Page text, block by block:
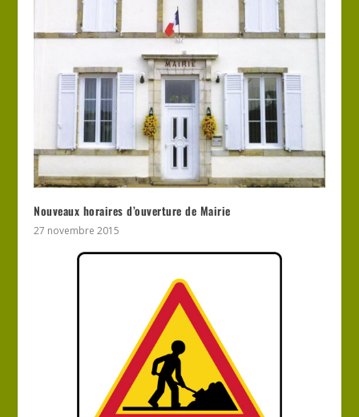
Nouveaux horaires d’ouverture de Mairie
27 novembre 2015